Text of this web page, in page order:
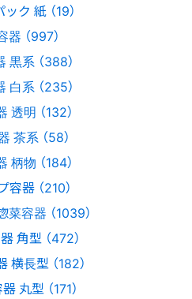
ク 紙 （19）
器 （997）
黒系 （388）
白系 （235）
透明 （132）
茶系 （58）
柄物 （184）
器 （210）
菜容器 （1039）
角型 （472）
横長型 （182）
丸型 （171）